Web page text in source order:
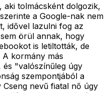
aki tolmácsként dolgozik,
a Google-nak nem
idővel lazulni fog az
örül annak, hogy
is letiltották, de
kormány más
"valószínűleg úgy
szempontjából a
nevű fiatal nő úgy